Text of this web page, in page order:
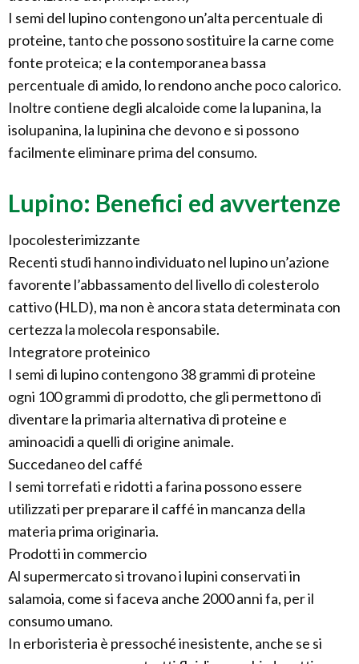
I semi del lupino contengono un’alta percentuale di
proteine, tanto che possono sostituire la carne come
fonte proteica; e la contemporanea bassa
percentuale di amido, lo rendono anche poco calorico.
Inoltre contiene degli alcaloide come la lupanina, la
isolupanina, la lupinina che devono e si possono
facilmente eliminare prima del consumo.
Lupino: Benefici ed avvertenze
Ipocolesterimizzante
Recenti studi hanno individuato nel lupino un’azione
favorente l’abbassamento del livello di colesterolo
cattivo (HLD), ma non è ancora stata determinata con
certezza la molecola responsabile.
Integratore proteinico
I semi di lupino contengono 38 grammi di proteine
ogni 100 grammi di prodotto, che gli permettono di
diventare la primaria alternativa di proteine e
aminoacidi a quelli di origine animale.
Succedaneo del caffé
I semi torrefati e ridotti a farina possono essere
utilizzati per preparare il caffé in mancanza della
materia prima originaria.
Prodotti in commercio
Al supermercato si trovano i lupini conservati in
salamoia, come si faceva anche 2000 anni fa, per il
consumo umano.
In erboristeria è pressoché inesistente, anche se si